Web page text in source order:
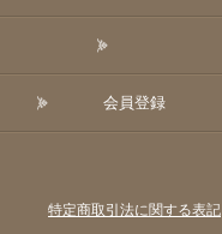
会員登録
特定商取引法に関する表記